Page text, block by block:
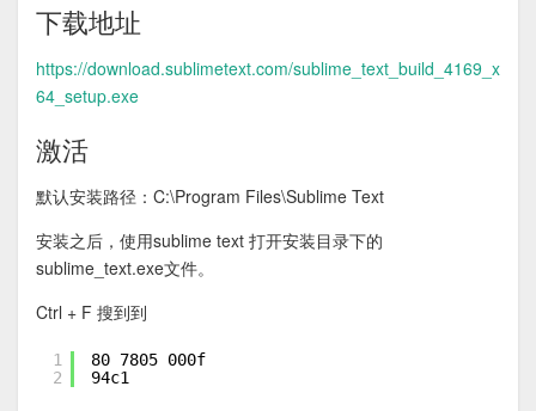
下载地址
https://download.sublimetext.com/sublime_text_build_4169_x
64_setup.exe
激活
默认安装路径：C:\Program Files\Sublime Text
安装之后，使用sublime text 打开安装目录下的
sublime_text.exe文件。
Ctrl + F 搜到到
1
2
80 7805 000f
94c1